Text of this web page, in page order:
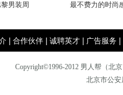
男装周
最不费力的时尚
| 合作伙伴| 诚聘英才| 广告服务|
Copyright©1996-2012男人帮（北
北京市公安